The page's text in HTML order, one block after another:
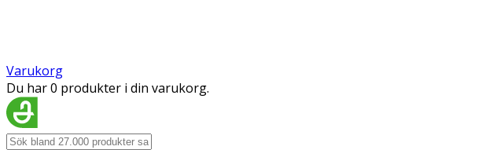
Varukorg
Du har 0 produkter i din varukorg.